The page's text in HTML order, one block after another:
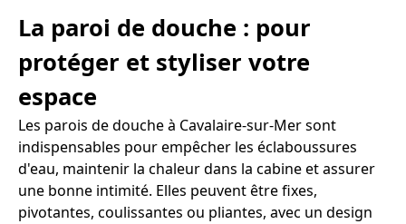
La paroi de douche : pour
protéger et styliser votre
espace
Les parois de douche à Cavalaire-sur-Mer sont
indispensables pour empêcher les éclaboussures
d'eau, maintenir la chaleur dans la cabine et assurer
une bonne intimité. Elles peuvent être fixes,
pivotantes, coulissantes ou pliantes, avec un design